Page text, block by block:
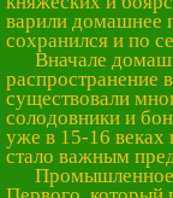
варили домашнее
сохранился и по
Вначале
распространение
существовали
солодовники и
уже в 15-16 веках
стало важным
Промышленное